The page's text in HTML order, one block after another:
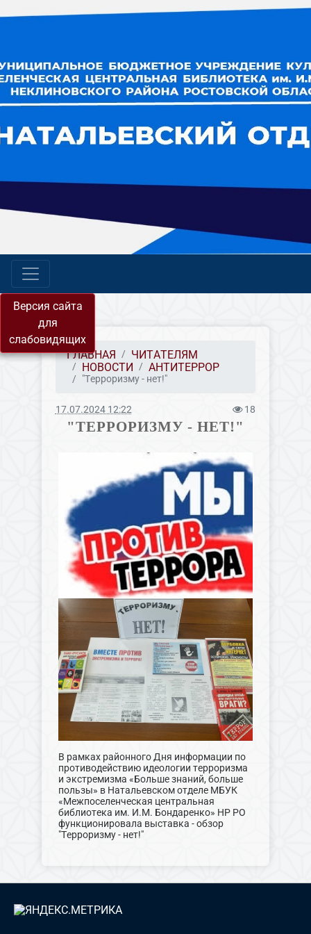
Версия сайта
для
слабовидящих
ГЛАВНАЯ
ЧИТАТЕЛЯМ
НОВОСТИ
АНТИТЕРРОР
"Терроризму - нет!"
17.07.2024 12:22 18
"ТЕРРОРИЗМУ - НЕТ!"
В рамках районного Дня информации по
противодействию идеологии терроризма
и экстремизма «Больше знаний, больше
пользы» в Натальевском отделе МБУК
«Межпоселенческая центральная
библиотека им. И.М. Бондаренко» НР РО
функционировала выставка - обзор
"Терроризму - нет!"